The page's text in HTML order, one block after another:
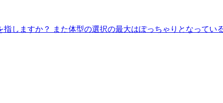
しますか？ また体型の選択の最大はぽっちゃりとなって